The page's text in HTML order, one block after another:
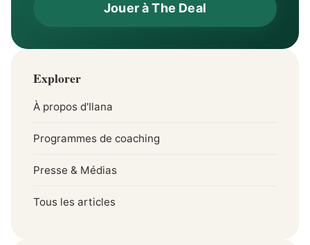
Jouer à The Deal
Explorer
À propos d'Ilana
Programmes de coaching
Presse & Médias
Tous les articles